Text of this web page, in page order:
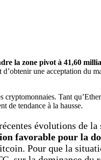
la zone pivot à 41,60
une acceptation du
Tant
de tendance à la hausse.
évolutions de la
favorable pour la
Pour que la